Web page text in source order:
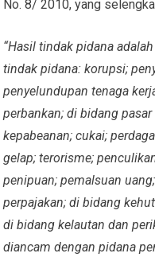
No. 8/ 2010, yang
“Hasil tindak pidana
tindak pidana: korupsi;
penyelundupan tenaga
perbankan; di bidang
kepabeanan; cukai;
gelap; terorisme;
penipuan; pemalsuan
perpajakan; di bidang
di bidang kelautan dan
diancam dengan pidana